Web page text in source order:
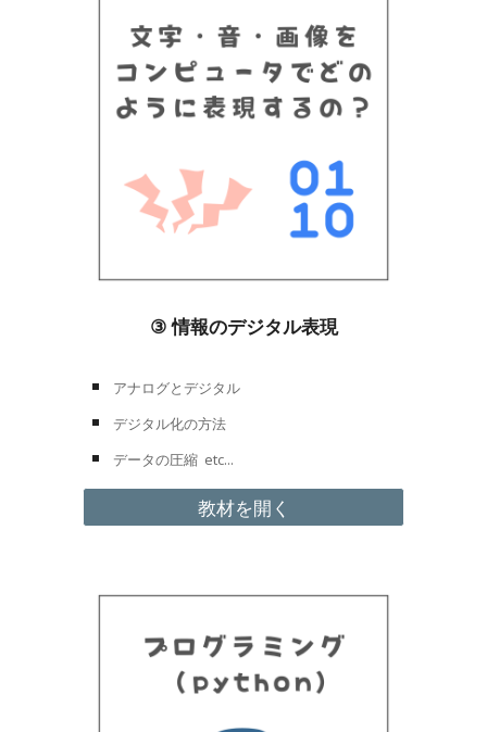
③情報のデジタル表現
アナログとデジタル
デジタル化の方法
データの圧縮 etc...
教材を開く